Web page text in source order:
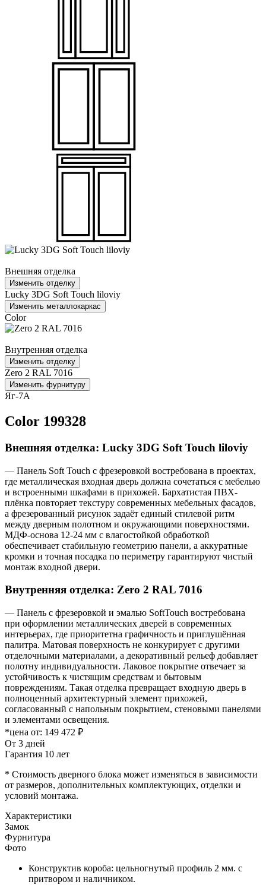
Внешняя отделка
Изменить отделку
Lucky 3DG Soft Touch liloviy
Изменить металлокаркас
Color
Внутренняя отделка
Изменить отделку
Zero 2 RAL 7016
Изменить фурнитуру
Яг-7А
Color 199328
Внешняя отделка: Lucky 3DG Soft Touch liloviy
— Панель Soft Touch с фрезеровкой востребована в проектах,
где металлическая входная дверь должна сочетаться с мебелью
и встроенными шкафами в прихожей. Бархатистая ПВХ-
плёнка повторяет текстуру современных мебельных фасадов,
а фрезерованный рисунок задаёт единый стилевой ритм
между дверным полотном и окружающими поверхностями.
МДФ-основа 12-24 мм с влагостойкой обработкой
обеспечивает стабильную геометрию панели, а аккуратные
кромки и точная посадка по периметру гарантируют чистый
монтаж входной двери.
Внутренняя отделка: Zero 2 RAL 7016
— Панель с фрезеровкой и эмалью SoftTouch востребована
при оформлении металлических дверей в современных
интерьерах, где приоритетна графичность и приглушённая
палитра. Матовая поверхность не конкурирует с другими
отделочными материалами, а декоративный рельеф добавляет
полотну индивидуальности. Лаковое покрытие отвечает за
устойчивость к чистящим средствам и бытовым
повреждениям. Такая отделка превращает входную дверь в
полноценный архитектурный элемент прихожей,
согласованный с напольным покрытием, стеновыми панелями
и элементами освещения.
*цена от: 149 472 ₽
От 3 дней
Гарантия 10 лет
* Стоимость дверного блока может изменяться в зависимости
от размеров, дополнительных комплектующих, отделки и
условий монтажа.
Характеристики
Замок
Фурнитура
Фото
Конструктив короба: цельногнутый профиль 2 мм. с
притвором и наличником.